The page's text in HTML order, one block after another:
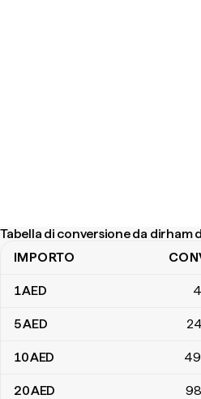
Tabella di conversione da dirham
Tabella di conversione da dirham
IMPORTO
1AED
5AED
10AED
20AED